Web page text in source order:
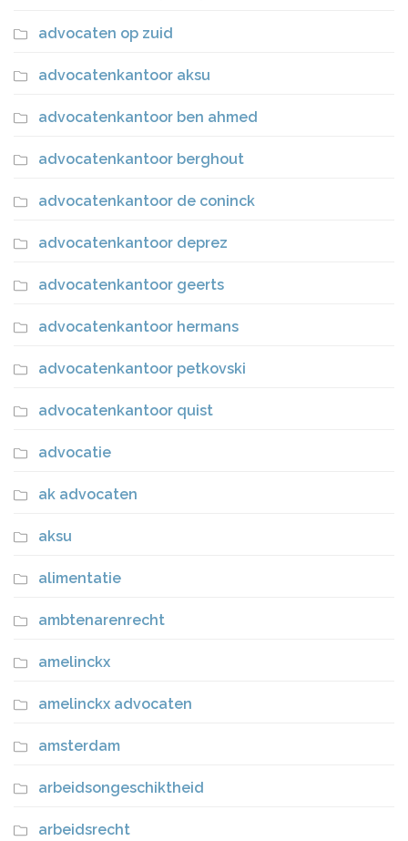
advocaten op zuid
advocatenkantoor aksu
advocatenkantoor ben ahmed
advocatenkantoor berghout
advocatenkantoor de coninck
advocatenkantoor deprez
advocatenkantoor geerts
advocatenkantoor hermans
advocatenkantoor petkovski
advocatenkantoor quist
advocatie
ak advocaten
aksu
alimentatie
ambtenarenrecht
amelinckx
amelinckx advocaten
amsterdam
arbeidsongeschiktheid
arbeidsrecht